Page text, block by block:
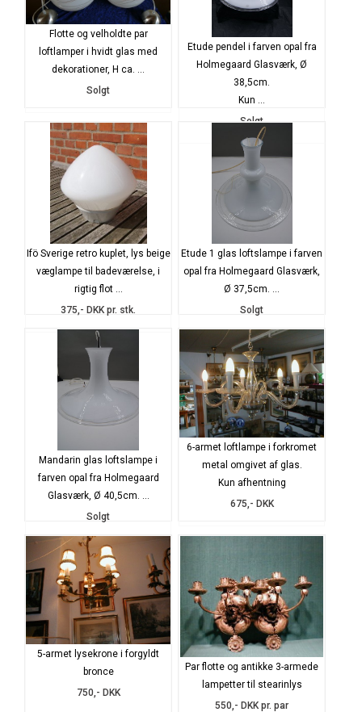
Flotte og velholdte par
loftlamper i hvidt glas med
dekorationer, H ca. ...
Solgt
Etude pendel i farven opal fra
Holmegaard Glasværk, Ø
38,5cm.
Kun ...
Solgt
Ifö Sverige retro kuplet, lys beige
væglampe til badeværelse, i
rigtig flot ...
375,- DKK pr. stk.
Etude 1 glas loftslampe i farven
opal fra Holmegaard Glasværk,
Ø 37,5cm. ...
Solgt
Mandarin glas loftslampe i
farven opal fra Holmegaard
Glasværk, Ø 40,5cm. ...
Solgt
6-armet loftlampe i forkromet
metal omgivet af glas.
Kun afhentning
675,- DKK
5-armet lysekrone i forgyldt
bronce
750,- DKK
Par flotte og antikke 3-armede
lampetter til stearinlys
550,- DKK pr. par